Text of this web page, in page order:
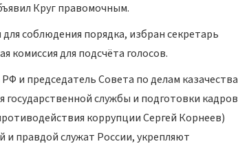
Круг правомочным.
соблюдения порядка, избран секретарь
комиссия для подсчёта голосов.
и председатель Совета по делам казачества
службы и подготовки кадров
коррупции Сергей Корнеев)
и правдой служат России, укрепляют